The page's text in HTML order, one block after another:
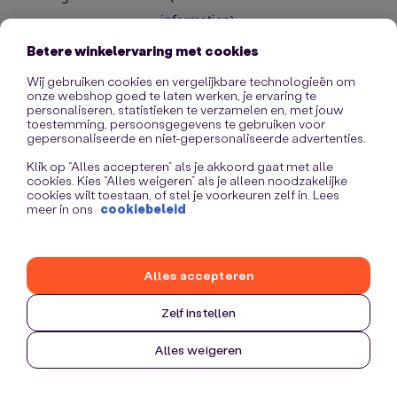
information).
Betere winkelervaring met cookies
Wij gebruiken cookies en vergelijkbare technologieën om
onze webshop goed te laten werken, je ervaring te
personaliseren, statistieken te verzamelen en, met jouw
toestemming, persoonsgegevens te gebruiken voor
gepersonaliseerde en niet-gepersonaliseerde advertenties.
Klik op “Alles accepteren” als je akkoord gaat met alle
cookies. Kies “Alles weigeren” als je alleen noodzakelijke
cookies wilt toestaan, of stel je voorkeuren zelf in. Lees
meer in ons cookiebeleid
Zelf instellen
Alles weigeren
Alles accepteren